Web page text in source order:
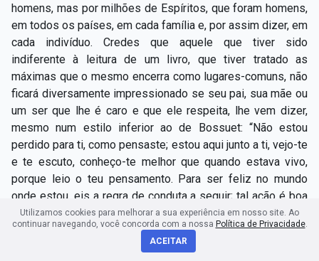
homens, mas por milhões de Espíritos, que foram homens,
em todos os países, em cada família e, por assim dizer, em
cada indivíduo. Credes que aquele que tiver sido
indiferente à leitura de um livro, que tiver tratado as
máximas que o mesmo encerra como lugares-comuns, não
ficará diversamente impressionado se seu pai, sua mãe ou
um ser que lhe é caro e que ele respeita, lhe vem dizer,
mesmo num estilo inferior ao de Bossuet: “Não estou
perdido para ti, como pensaste; estou aqui junto a ti, vejo-te
e te escuto, conheço-te melhor que quando estava vivo,
porque leio o teu pensamento. Para ser feliz no mundo
onde estou, eis a regra de conduta a seguir; tal ação é boa
e tal outra é má, etc.” Como vedes, é um ensino direto ou,
se preferirdes, um novo meio de publicidade, tanto mais
eficaz porque vai direto ao coração; porque nada custa;
Utilizamos cookies para melhorar a sua experiência em nosso site. Ao
continuar navegando, você concorda com a nossa Política de Privacidade.
ACEITAR